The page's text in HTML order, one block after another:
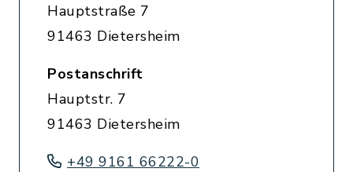
Hauptstraße 7
91463 Dietersheim
Postanschrift
Hauptstr. 7
91463 Dietersheim
+49 9161 66222-0